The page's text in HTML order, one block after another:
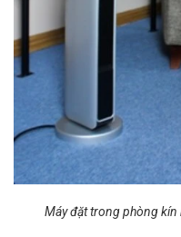
Máy đặt trong phòng kín